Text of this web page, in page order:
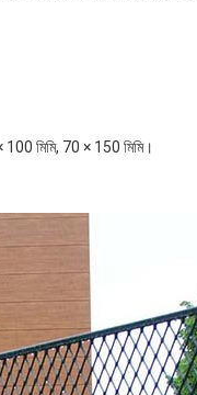
মিমি, 70 × 150 মিমি।